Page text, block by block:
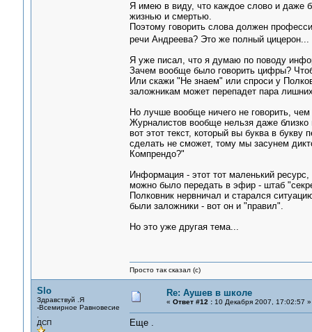
Я имею в виду, что каждое слово и даже
жизнью и смертью.
Поэтому говорить слова должен
речи Андреева? Это же полный цицерон...
Я уже писал, что я думаю по поводу
Зачем вообще было говорить цифры?
Или скажи "Не знаем" или спроси у
заложникам может перепадет пара
Но лучше вообще ничего не говорить,
Журналистов вообще нельзя даже
вот этот текст, который вы буква в букву
сделать не сможет, тому мы засунем
Компрендо?"
Информация - этот тот маленький
можно было передать в эфир - штаб
Полковник нервничал и старался
были заложники - вот он и "правил".
Но это уже другая тема...
Просто так сказал (с)
Slo
Здравствуй .Я
-Всемирное Равновесие
ДСП
Re: Аушев в школе
« Ответ #12 :10 Декабря 2007, 17:02:57 »
Еще .